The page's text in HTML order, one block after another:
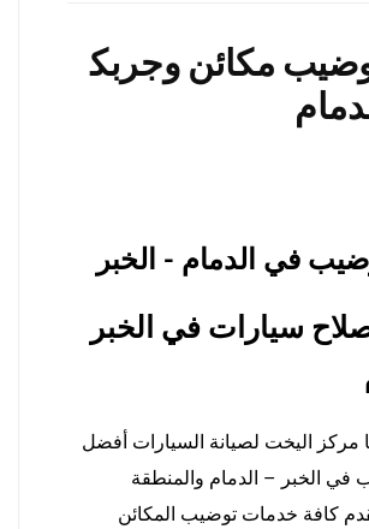
مكائن وجربك
في الدمام - الخبر
سيارات في الخبر
مركز اليخت لصيانة السيارات أفضل
في الخبر – الدمام والمنطقة
كافة خدمات توضيب المكائن